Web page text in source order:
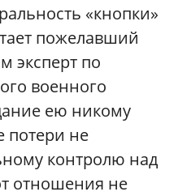
«кнопки»
пожелавший
эксперт по
военного
ею никому
потери не
контролю над
отношения не